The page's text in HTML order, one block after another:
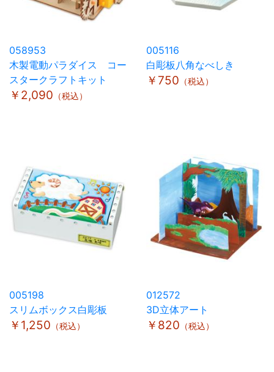
058953
木製電動パラダイス コー
スタークラフトキット
￥2,090 （税込）
005116
白彫板八角なべしき
￥750 （税込）
005198
スリムボックス白彫板
￥1,250 （税込）
012572
3D立体アート
￥820 （税込）